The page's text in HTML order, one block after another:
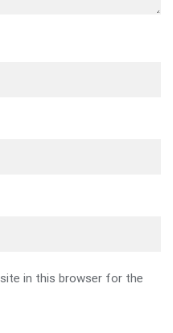
in this browser for the